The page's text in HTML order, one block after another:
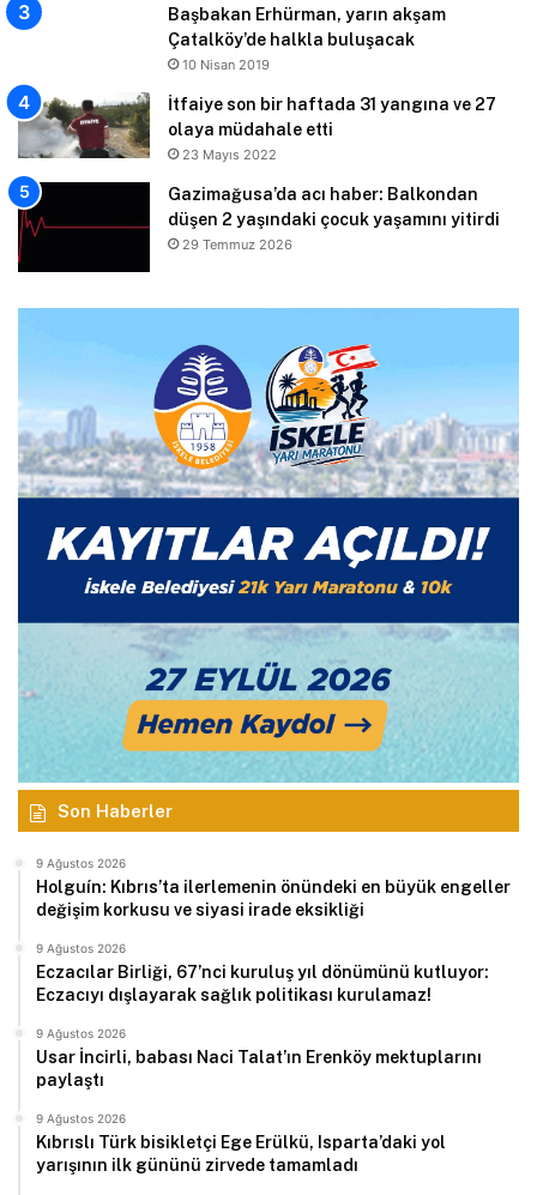
Başbakan Erhürman, yarın akşam
Çatalköy’de halkla buluşacak
10 Nisan 2019
İtfaiye son bir haftada 31 yangına ve 27
olaya müdahale etti
23 Mayıs 2022
Gazimağusa’da acı haber: Balkondan
düşen 2 yaşındaki çocuk yaşamını yitirdi
29 Temmuz 2026
Son Haberler
9 Ağustos 2026
Holguín: Kıbrıs’ta ilerlemenin önündeki en büyük engeller
değişim korkusu ve siyasi irade eksikliği
9 Ağustos 2026
Eczacılar Birliği, 67’nci kuruluş yıl dönümünü kutluyor:
Eczacıyı dışlayarak sağlık politikası kurulamaz!
9 Ağustos 2026
Usar İncirli, babası Naci Talat’ın Erenköy mektuplarını
paylaştı
9 Ağustos 2026
Kıbrıslı Türk bisikletçi Ege Erülkü, Isparta’daki yol
yarışının ilk gününü zirvede tamamladı